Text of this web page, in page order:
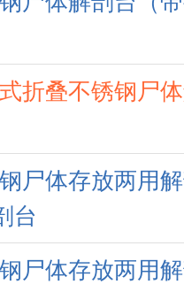
折叠不锈钢尸
尸体存放两用
台
尸体存放两用